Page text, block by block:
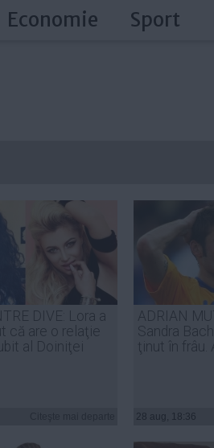
Economie Sport
DIVE: Lora a
că are o relaţie
al Doiniţei
ADRIAN
Sandra
ţinut în frâu.
28 aug, 18:36